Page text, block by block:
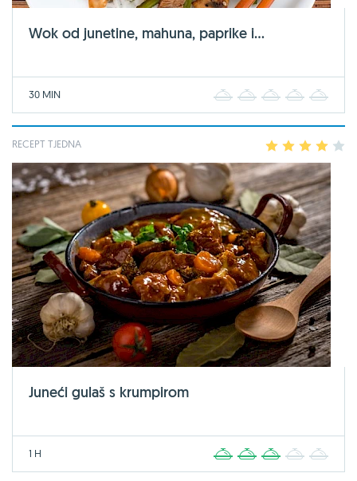
Wok od junetine, mahuna, paprike i...
30 MIN 2 3 4
RECEPT TJEDNA 2 3 4
Juneći gulaš s krumpirom
1 H 2 3 4